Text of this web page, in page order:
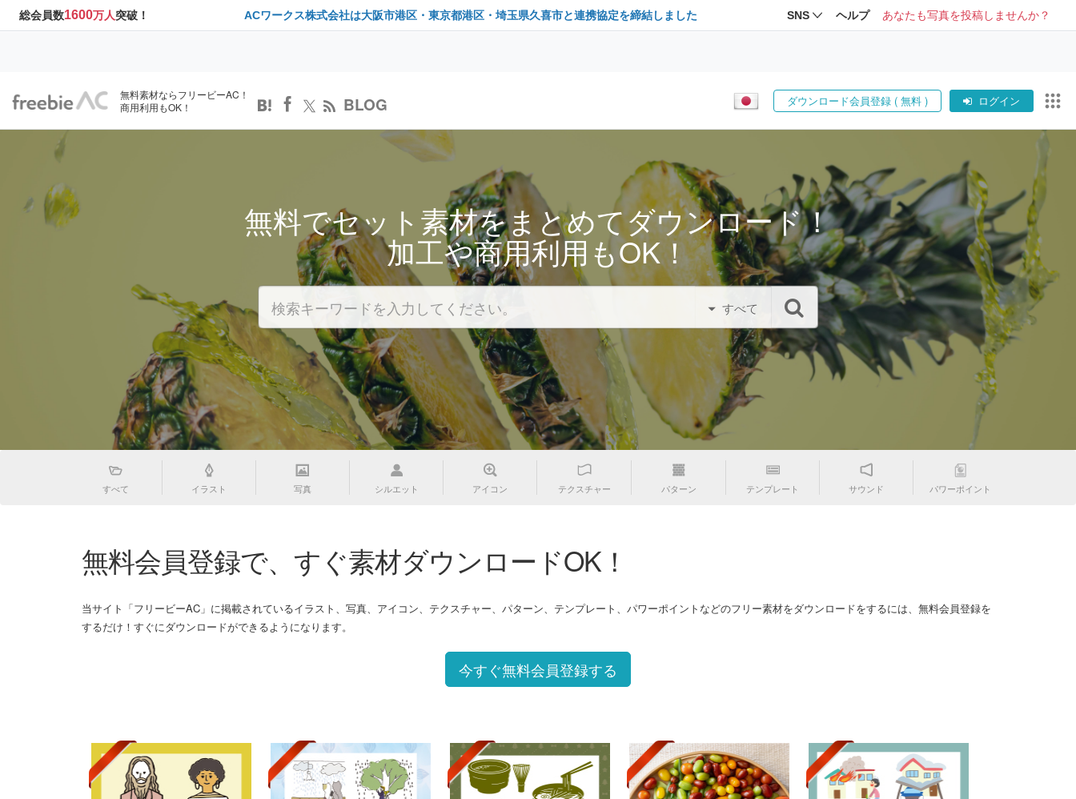
総会員数1600万人突破！ ACワークス株式会社は大阪市港区・東京都港区・埼玉県久喜市と連携協定を締結しました SNS ヘルプ あなたも写真を投稿しませんか？
無料素材ならフリービーAC！
商用利用もOK！
BLOG ダウンロード会員登録 ( 無料 ) ログイン
無料でセット素材をまとめてダウンロード！
加工や商用利用もOK！
すべて
すべて イラスト 写真 シルエット アイコン テクスチャー パターン テンプレート サウンド パワーポイント
無料会員登録で、すぐ素材ダウンロードOK！
当サイト「フリービーAC」に掲載されているイラスト、写真、アイコン、テクスチャー、パターン、テンプレート、パワーポイントなどのフリー素材をダウンロードをするには、無料会員登録を
するだけ！すぐにダウンロードができるようになります。
今すぐ無料会員登録する